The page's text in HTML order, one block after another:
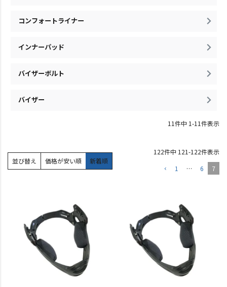
コンフォートライナー
インナーパッド
バイザーボルト
バイザー
11件中 1-11件表示
並び替え 価格が安い順 新着順
122件中 121-122件表示
1
… 6 7